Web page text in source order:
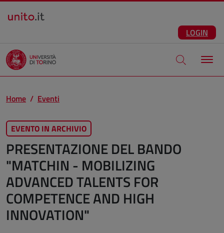
Salta al contenuto principale
LOGIN
Apri modale
Home Eventi
EVENTO IN ARCHIVIO
PRESENTAZIONE DEL BANDO
"MATCHIN - MOBILIZING
ADVANCED TALENTS FOR
COMPETENCE AND HIGH
INNOVATION"